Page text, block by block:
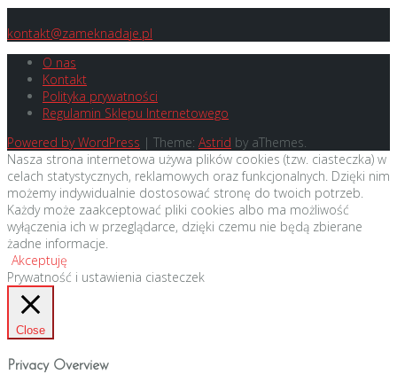
kontakt@zameknadaje.pl
O nas
Kontakt
Polityka prywatności
Regulamin Sklepu Internetowego
Powered by WordPress | Theme: Astrid by aThemes.
Nasza strona internetowa używa plików cookies (tzw. ciasteczka) w
celach statystycznych, reklamowych oraz funkcjonalnych. Dzięki nim
możemy indywidualnie dostosować stronę do twoich potrzeb.
Każdy może zaakceptować pliki cookies albo ma możliwość
wyłączenia ich w przeglądarce, dzięki czemu nie będą zbierane
żadne informacje.
Akceptuję
Prywatność i ustawienia ciasteczek
Close
Privacy Overview